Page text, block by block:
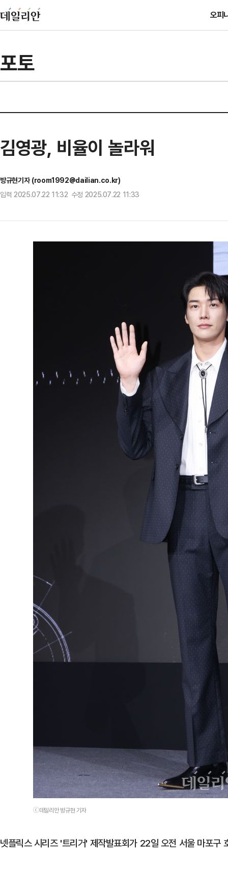
오피
포토
김영광, 비율이 놀라워
방규현기자 (room1992@dailian.co.kr)
입력 2025.07.22 11:32 수정 2025.07.22 11:33
ⓒ데일리안 방규현 기자
넷플릭스 시리즈 '트리거' 제작발표회가 22일 오전 서울 마포구